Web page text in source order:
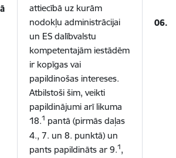
attiecībā uz kurām
nodokļu administrācijai
un ES dalībvalstu
kompetentajām iestādēm
ir kopīgas vai
papildinošas intereses.
Atbilstoši šim, veikti
papildinājumi arī likuma
18.1 pantā (pirmās daļas
4., 7. un 8. punktā) un
pants papildināts ar 9.1,